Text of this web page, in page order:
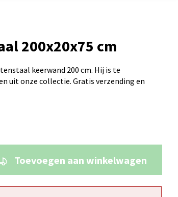
200x20x75 cm
keerwand 200 cm. Hij is te
uit onze collectie. Gratis verzending en
Toevoegen aan winkelwagen